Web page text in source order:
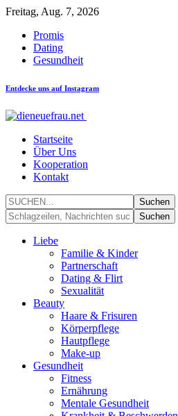
Freitag, Aug. 7, 2026
Promis
Dating
Gesundheit
Entdecke uns auf Instagram
Startseite
Über Uns
Kooperation
Kontakt
Liebe
Familie & Kinder
Partnerschaft
Dating & Flirt
Sexualität
Beauty
Haare & Frisuren
Körperpflege
Hautpflege
Make-up
Gesundheit
Fitness
Ernährung
Mentale Gesundheit